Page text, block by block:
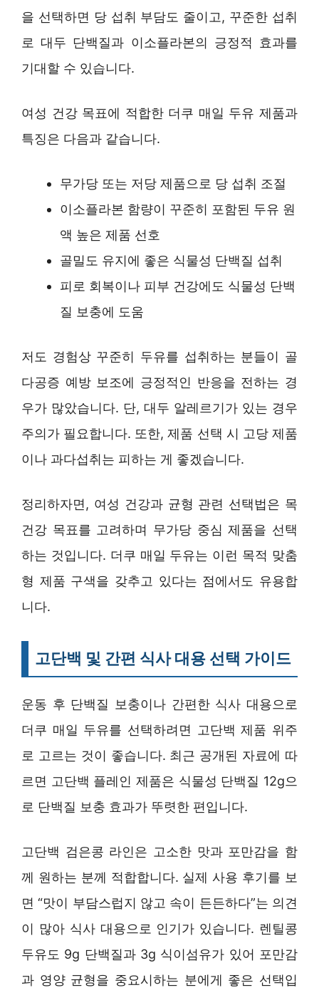
을 선택하면 당 섭취 부담도 줄이고, 꾸준한 섭취
로 대두 단백질과 이소플라본의 긍정적 효과를
기대할 수 있습니다.
여성 건강 목표에 적합한 더쿠 매일 두유 제품과
특징은 다음과 같습니다.
무가당 또는 저당 제품으로 당 섭취 조절
이소플라본 함량이 꾸준히 포함된 두유 원
액 높은 제품 선호
골밀도 유지에 좋은 식물성 단백질 섭취
피로 회복이나 피부 건강에도 식물성 단백
질 보충에 도움
저도 경험상 꾸준히 두유를 섭취하는 분들이 골
다공증 예방 보조에 긍정적인 반응을 전하는 경
우가 많았습니다. 단, 대두 알레르기가 있는 경우
주의가 필요합니다. 또한, 제품 선택 시 고당 제품
이나 과다섭취는 피하는 게 좋겠습니다.
정리하자면, 여성 건강과 균형 관련 선택법은 목
건강 목표를 고려하며 무가당 중심 제품을 선택
하는 것입니다. 더쿠 매일 두유는 이런 목적 맞춤
형 제품 구색을 갖추고 있다는 점에서도 유용합
니다.
고단백 및 간편 식사 대용 선택 가이드
운동 후 단백질 보충이나 간편한 식사 대용으로
더쿠 매일 두유를 선택하려면 고단백 제품 위주
로 고르는 것이 좋습니다. 최근 공개된 자료에 따
르면 고단백 플레인 제품은 식물성 단백질 12g으
로 단백질 보충 효과가 뚜렷한 편입니다.
고단백 검은콩 라인은 고소한 맛과 포만감을 함
께 원하는 분께 적합합니다. 실제 사용 후기를 보
면 “맛이 부담스럽지 않고 속이 든든하다”는 의견
이 많아 식사 대용으로 인기가 있습니다. 렌틸콩
두유도 9g 단백질과 3g 식이섬유가 있어 포만감
과 영양 균형을 중요시하는 분에게 좋은 선택입